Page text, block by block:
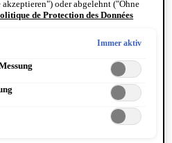
Hand Balm
Body Cleanser
oder abgelehnt ("Ohne
Individuelle Anpassungen der
jederzeit unter dem Link "Cookie-
de Protection des Données
Immer aktiv